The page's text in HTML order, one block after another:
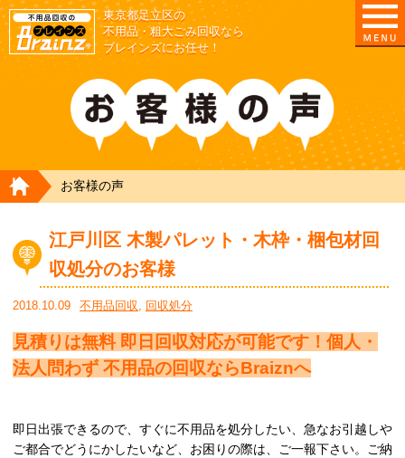
東京都足立区の
不用品・粗大ごみ回収なら
ブレインズにお任せ！
HOME
お客様の声
江戸川区 木製パレット・木枠・梱包材回
収処分のお客様
2018.10.09 不用品回収, 回収処分
見積りは無料 即日回収対応が可能です！個人・
法人問わず 不用品の回収ならBraiznへ
即日出張できるので、すぐに不用品を処分したい、急なお引越しや
ご都合でどうにかしたいなど、お困りの際は、ご一報下さい。ご納